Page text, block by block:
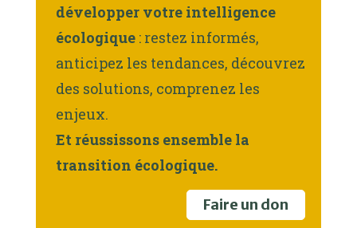
développer votre intelligence
écologique : restez informés,
anticipez les tendances, découvrez
des solutions, comprenez les
enjeux.
Et réussissons ensemble la
transition écologique.
Faire un don